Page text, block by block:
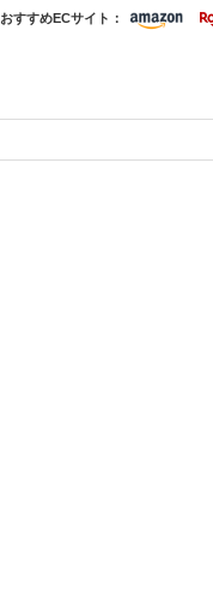
おすすめECサイト：